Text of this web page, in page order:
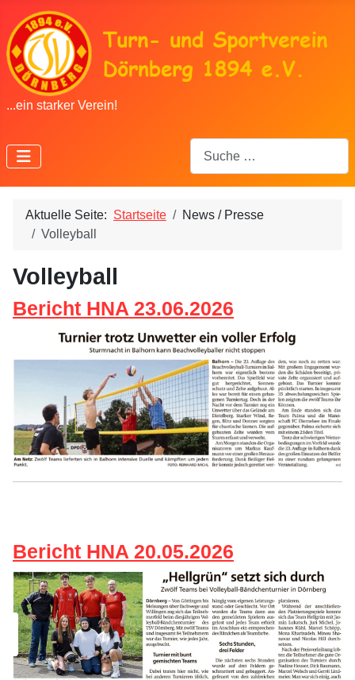
...ein starker Verein!
Aktuelle Seite: Startseite
News / Presse
Volleyball
Volleyball
Bericht HNA 23.06.2026
Bericht HNA 20.05.2026